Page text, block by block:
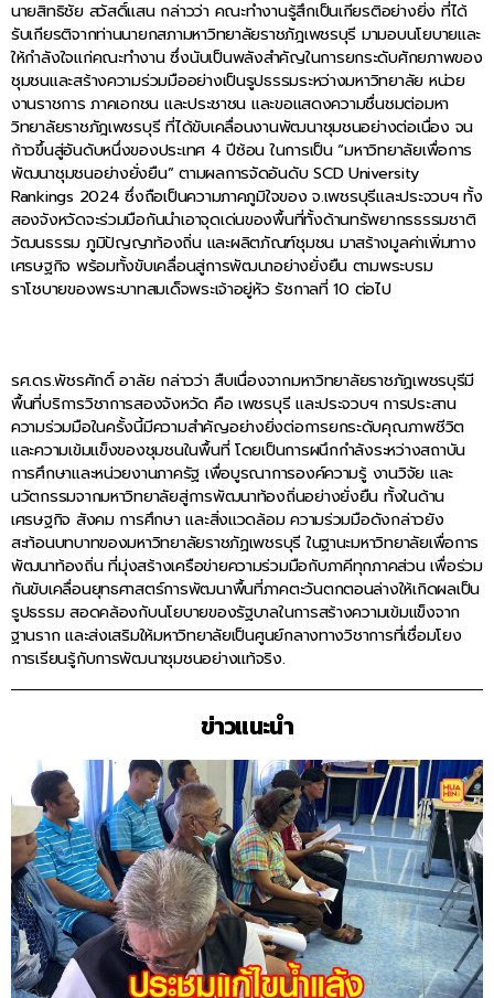
นายสิทธิชัย สวัสดิ์แสน กล่าวว่า คณะทำงานรู้สึกเป็นเกียรติอย่างยิ่ง ที่ได้
รับเกียรติจากท่านนายกสภามหาวิทยาลัยราชภัฎเพชรบุรี มามอบนโยบายและ
ให้กำลังใจแก่คณะทำงาน ซึ่งนับเป็นพลังสำคัญในการยกระดับศักยภาพของ
ชุมชนและสร้างความร่วมมืออย่างเป็นรูปธรรมระหว่างมหาวิทยาลัย หน่วย
งานราชการ ภาคเอกชน และประชาชน และขอแสดงความชื่นชมต่อมหา
วิทยาลัยราชภัฎเพชรบุรี ที่ได้ขับเคลื่อนงานพัฒนาชุมชนอย่างต่อเนื่อง จน
ก้าวขึ้นสู่อันดับหนึ่งของประเทศ 4 ปีซ้อน ในการเป็น “มหาวิทยาลัยเพื่อการ
พัฒนาชุมชนอย่างยั่งยืน” ตามผลการจัดอันดับ SCD University
Rankings 2024 ซึ่งถือเป็นความภาคภูมิใจของ จ.เพชรบุรีและประจวบฯ ทั้ง
สองจังหวัดจะร่วมมือกันนำเอาจุดเด่นของพื้นที่ทั้งด้านทรัพยากรธรรมชาติ
วัฒนธรรม ภูมิปัญญาท้องถิ่น และผลิตภัณฑ์ชุมชน มาสร้างมูลค่าเพิ่มทาง
เศรษฐกิจ พร้อมทั้งขับเคลื่อนสู่การพัฒนาอย่างยั่งยืน ตามพระบรม
ราโชบายของพระบาทสมเด็จพระเจ้าอยู่หัว รัชกาลที่ 10 ต่อไป
รศ.ดร.พัชรศักดิ์ อาลัย กล่าวว่า สืบเนื่องจากมหาวิทยาลัยราชภัฏเพชรบุรีมี
พื้นที่บริการวิชาการสองจังหวัด คือ เพชรบุรี และประจวบฯ การประสาน
ความร่วมมือในครั้งนี้มีความสำคัญอย่างยิ่งต่อการยกระดับคุณภาพชีวิต
และความเข้มแข็งของชุมชนในพื้นที่ โดยเป็นการผนึกกำลังระหว่างสถาบัน
การศึกษาและหน่วยงานภาครัฐ เพื่อบูรณาการองค์ความรู้ งานวิจัย และ
นวัตกรรมจากมหาวิทยาลัยสู่การพัฒนาท้องถิ่นอย่างยั่งยืน ทั้งในด้าน
เศรษฐกิจ สังคม การศึกษา และสิ่งแวดล้อม ความร่วมมือดังกล่าวยัง
สะท้อนบทบาทของมหาวิทยาลัยราชภัฏเพชรบุรี ในฐานะมหาวิทยาลัยเพื่อการ
พัฒนาท้องถิ่น ที่มุ่งสร้างเครือข่ายความร่วมมือกับภาคีทุกภาคส่วน เพื่อร่วม
กันขับเคลื่อนยุทธศาสตร์การพัฒนาพื้นที่ภาคตะวันตกตอนล่างให้เกิดผลเป็น
รูปธรรม สอดคล้องกับนโยบายของรัฐบาลในการสร้างความเข้มแข็งจาก
ฐานราก และส่งเสริมให้มหาวิทยาลัยเป็นศูนย์กลางทางวิชาการที่เชื่อมโยง
การเรียนรู้กับการพัฒนาชุมชนอย่างแท้จริง.
ข่าวแนะนำ